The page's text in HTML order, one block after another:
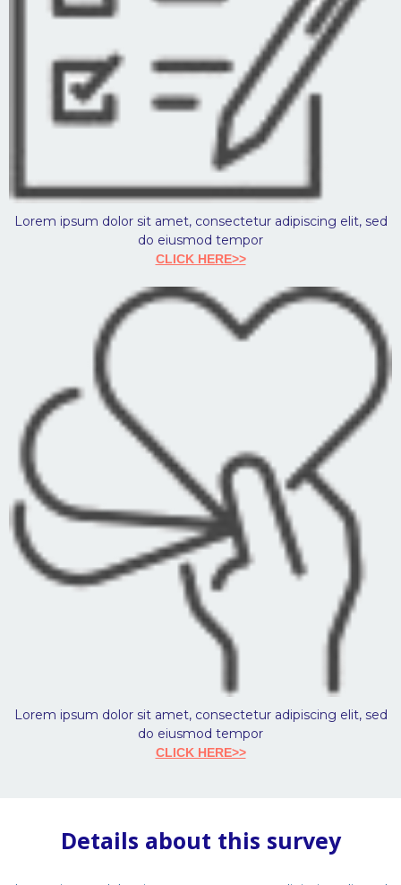
Lorem ipsum dolor sit amet, consectetur adipiscing elit, sed
do eiusmod tempor
CLICK HERE>>
Lorem ipsum dolor sit amet, consectetur adipiscing elit, sed
do eiusmod tempor
CLICK HERE>>
Details about this survey